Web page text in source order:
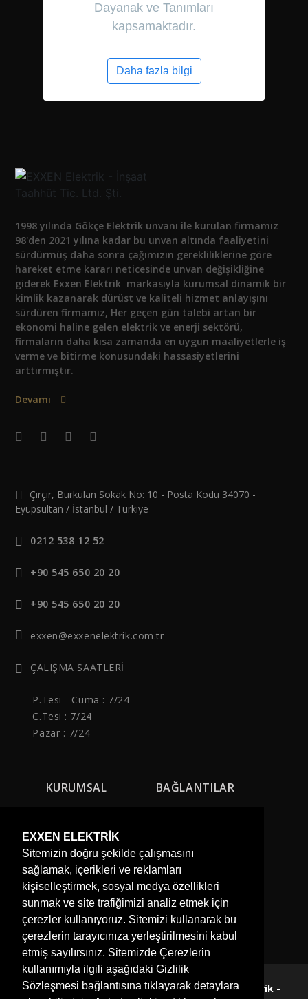
EXXEN ELEKTRİK
Sitemizin doğru şekilde çalışmasını
sağlamak, içerikleri ve reklamları
kişiselleştirmek, sosyal medya özellikleri
sunmak ve site trafiğimizi analiz etmek için
çerezler kullanıyoruz. Sitemizi kullanarak bu
çerezlerin tarayıcınıza yerleştirilmesini kabul
etmiş sayılırsınız. Sitemizde Çerezlerin
kullanımıyla ilgili aşağıdaki Gizlilik
Sözleşmesi bağlantısına tıklayarak detaylara
Dayanak ve Tanımları
kapsamaktadır.
Daha fazla bilgi
1998 yılında Gökçe Elektrik unvanı ile kurulan firmamız
98'den 2021 yılına kadar bu unvan altında faaliyetini
sürdürmüş daha sonra çağımızın gerekliliklerine göre
hareket etme kararı neticesinde unvan değişikliğine
giderek Exxen Elektrik markasıyla kurumsal dinamik bir
kimlik kazanarak dürüst ve kaliteli hizmet anlayışını
sürdüren firmamız, Her geçen gün talebi artan bir
ekonomi haline gelen elektrik ve enerji sektörü,
firmaların daha kısa zamanda en uygun maaliyetlerle iş
verme ve bitirme konusundaki hassasiyetlerini
arttırmıştır.
Devamı
Çırçır, Burkulan Sokak No: 10 - Posta Kodu 34070 -
Eyüpsultan / İstanbul / Türkiye
0212 538 12 52
+90 545 650 20 20
+90 545 650 20 20
exxen@exxenelektrik.com.tr
ÇALIŞMA SAATLERİ
P.Tesi - Cuma : 7/24
C.Tesi : 7/24
Pazar : 7/24
KURUMSAL
Firma Logosu
İnsan Kaynakları
Belgelerimiz
Hesap Numaralarımız
Bize Ulaşın
BAĞLANTILAR
Hizmetlerimiz
Blog ve Haberler
○● Tüm Hakları Saklıdır © 2021 | EXXEN Elektrik -